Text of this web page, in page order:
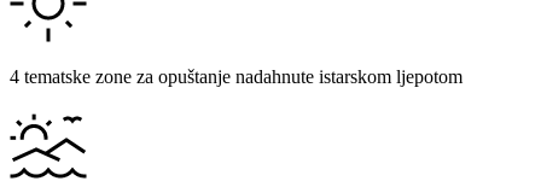
4 tematske zone za opuštanje nadahnute istarskom ljepotom